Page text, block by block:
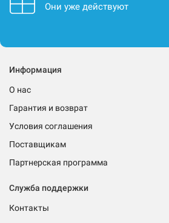
Они уже действуют
Информация
О нас
Гарантия и возврат
Условия соглашения
Поставщикам
Партнерская программа
Служба поддержки
Контакты